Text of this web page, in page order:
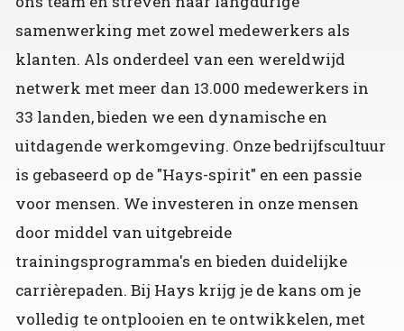
samenwerking met zowel medewerkers als
klanten. Als onderdeel van een wereldwijd
netwerk met meer dan 13.000 medewerkers in
33 landen, bieden we een dynamische en
uitdagende werkomgeving. Onze bedrijfscultuur
is gebaseerd op de "Hays-spirit" en een passie
voor mensen. We investeren in onze mensen
door middel van uitgebreide
trainingsprogramma's en bieden duidelijke
carrièrepaden. Bij Hays krijg je de kans om je
volledig te ontplooien en te ontwikkelen, met